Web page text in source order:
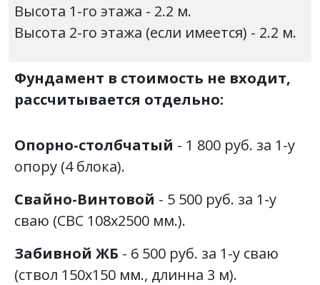
Высота 1-го этажа - 2.2 м.
Высота 2-го этажа (если имеется) - 2.2 м.
Фундамент в стоимость не входит,
рассчитывается отдельно:
Опорно-столбчатый - 1 800 руб. за 1-у
опору (4 блока).
Свайно-Винтовой - 5 500 руб. за 1-у
сваю (СВС 108х2500 мм.).
Забивной ЖБ - 6 500 руб. за 1-у сваю
(ствол 150х150 мм., длинна 3 м).